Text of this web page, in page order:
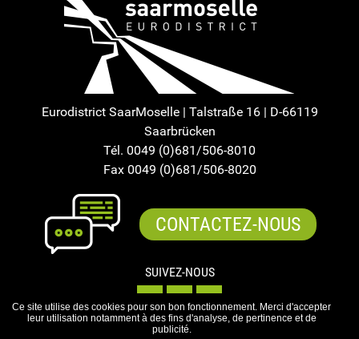
Ce site utilise des cookies pour son bon fonctionnement. Merci d'accepter
leur utilisation notamment à des fins d'analyse, de pertinence et de
publicité.
Eurodistrict SaarMoselle | Talstraße 16 | D-66119
Saarbrücken
Tél. 0049 (0)681/506-8010
Fax 0049 (0)681/506-8020
CONTACTEZ-NOUS
SUIVEZ-NOUS